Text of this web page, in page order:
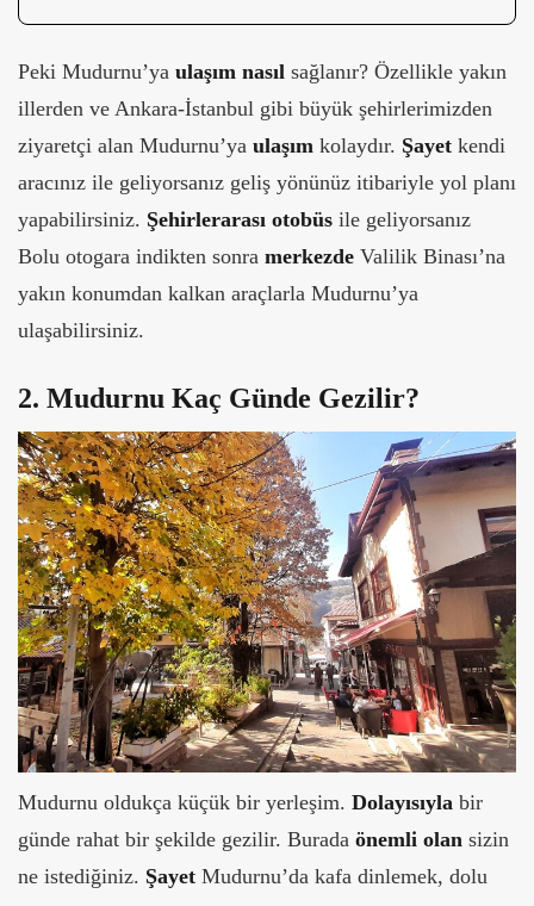
Peki Mudurnu’ya ulaşım nasıl sağlanır? Özellikle yakın
illerden ve Ankara-İstanbul gibi büyük şehirlerimizden
ziyaretçi alan Mudurnu’ya ulaşım kolaydır. Şayet kendi
aracınız ile geliyorsanız geliş yönünüz itibariyle yol planı
yapabilirsiniz. Şehirlerarası otobüs ile geliyorsanız
Bolu otogara indikten sonra merkezde Valilik Binası’na
yakın konumdan kalkan araçlarla Mudurnu’ya
ulaşabilirsiniz.
2. Mudurnu Kaç Günde Gezilir?
Mudurnu oldukça küçük bir yerleşim. Dolayısıyla bir
günde rahat bir şekilde gezilir. Burada önemli olan sizin
ne istediğiniz. Şayet Mudurnu’da kafa dinlemek, dolu